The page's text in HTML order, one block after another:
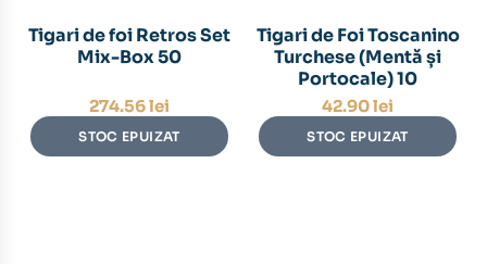
Tigari de foi Retros Set
Mix-Box 50
274.56lei
STOC EPUIZAT
Tigari de Foi Toscanino
Turchese (Mentă și
Portocale) 10
42.90lei
STOC EPUIZAT